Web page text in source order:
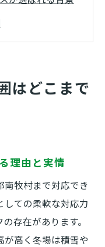
き対応エリア詳
る地域特性を解
決した依頼事例
ができる支援と
暮らしサポート
はどこまで
理由と実情
南牧村まで対応でき
しての柔軟な対応力
存在があります。
高く冬場は積雪や